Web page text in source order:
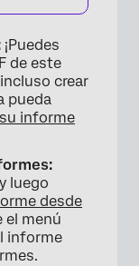
¡Puedes
de este
crear
pueda
informe
y luego
desde
el menú
informe